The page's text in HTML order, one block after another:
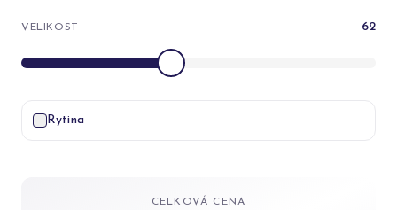
VELIKOST 62
Rytina
CELKOVÁ CENA